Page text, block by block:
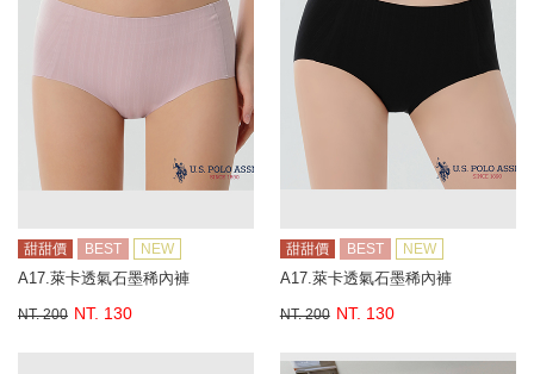
甜甜價 BEST NEW
A17.萊卡透氣石墨稀內褲
NT. 200 NT. 130
甜甜價 BEST NEW
A17.萊卡透氣石墨稀內褲
NT. 200 NT. 130